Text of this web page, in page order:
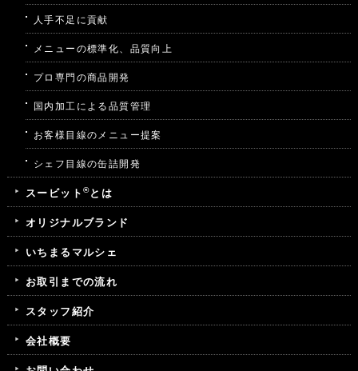
人手不足に貢献
メニューの標準化、品質向上
プロ専門の商品開発
国内加工による品質管理
お客様目線のメニュー提案
シェフ目線の缶詰開発
スービット ®とは
オリジナルブランド
いちまるマルシェ
お取引までの流れ
スタッフ紹介
会社概要